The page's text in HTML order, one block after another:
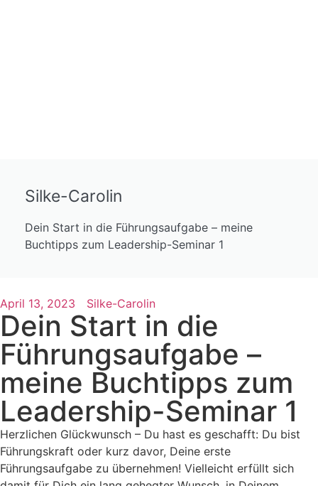
Silke-Carolin
Dein Start in die Führungsaufgabe – meine
Buchtipps zum Leadership-Seminar 1
April 13, 2023 Silke-Carolin
Dein Start in die
Führungsaufgabe –
meine Buchtipps zum
Leadership-Seminar 1
Herzlichen Glückwunsch – Du hast es geschafft: Du bist
Führungskraft oder kurz davor, Deine erste
Führungsaufgabe zu übernehmen! Vielleicht erfüllt sich